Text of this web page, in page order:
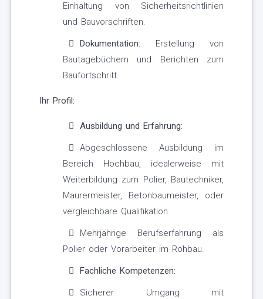
Einhaltung von Sicherheitsrichtlinien
und Bauvorschriften.
Dokumentation: Erstellung von
Bautagebüchern und Berichten zum
Baufortschritt.
Ihr Profil:
Ausbildung und Erfahrung:
Abgeschlossene Ausbildung im
Bereich Hochbau, idealerweise mit
Weiterbildung zum Polier, Bautechniker,
Maurermeister, Betonbaumeister, oder
vergleichbare Qualifikation.
Mehrjährige Berufserfahrung als
Polier oder Vorarbeiter im Rohbau.
Fachliche Kompetenzen:
Sicherer Umgang mit